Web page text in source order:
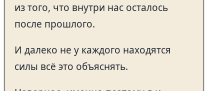
из того, что внутри нас осталось
после прошлого.
И далеко не у каждого находятся
силы всё это объяснять.